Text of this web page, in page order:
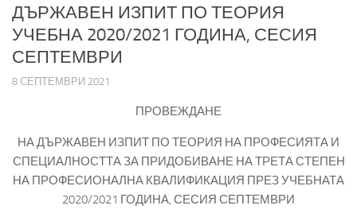
ДЪРЖАВЕН ИЗПИТ ПО ТЕОРИЯ
УЧЕБНА 2020/2021 ГОДИНА, СЕСИЯ
СЕПТЕМВРИ
8 СЕПТЕМВРИ 2021
ПРОВЕЖДАНЕ
НА ДЪРЖАВЕН ИЗПИТ ПО ТЕОРИЯ НА ПРОФЕСИЯТА И
СПЕЦИАЛНОСТТА ЗА ПРИДОБИВАНЕ НА ТРЕТА СТЕПЕН
НА ПРОФЕСИОНАЛНА КВАЛИФИКАЦИЯ ПРЕЗ УЧЕБНАТА
2020/2021 ГОДИНА, СЕСИЯ СЕПТЕМВРИ